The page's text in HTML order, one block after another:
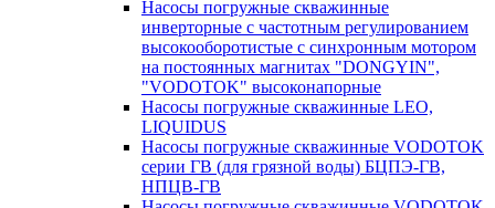
Насосы погружные скважинные
инверторные с частотным регулированием
высокооборотистые с синхронным мотором
на постоянных магнитах "DONGYIN",
"VODOTOK" высоконапорные
Насосы погружные скважинные LEO,
LIQUIDUS
Насосы погружные скважинные VODOTOK
серии ГВ (для грязной воды) БЦПЭ-ГВ,
НПЦВ-ГВ